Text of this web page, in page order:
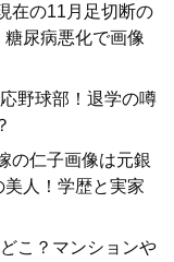
在の11月足切断の
尿病悪化で画像
野球部！退学の噂
の仁子画像は元銀
美人！学歴と実家
こ？マンションや